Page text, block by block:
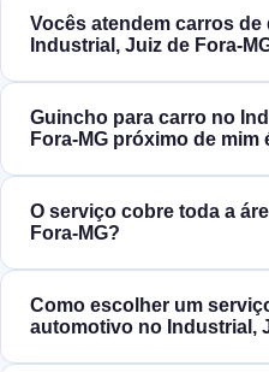
Vocês atendem carros
Industrial, Juiz de
Guincho para carro no
Fora‑MG próximo de mim
O serviço cobre toda a
Fora‑MG?
Como escolher um
automotivo no Industrial,